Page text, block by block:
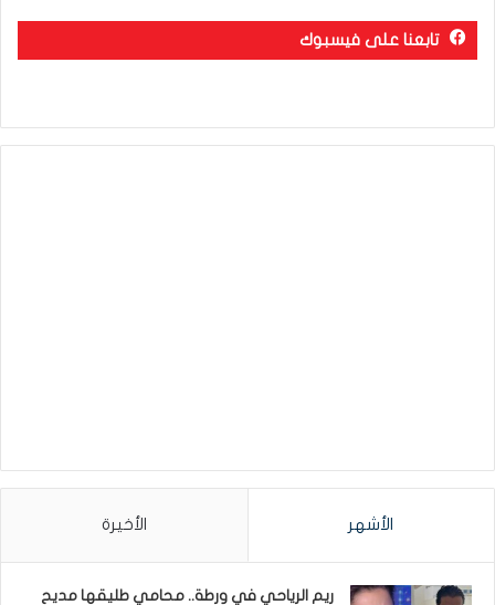
تابعنا على فيسبوك
الأشهر الأخيرة
ريم الرياحي في ورطة.. محامي طليقها مديح